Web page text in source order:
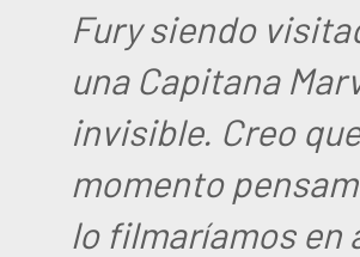
Fury siendo
una Capitana
invisible. Creo
momento
lo filmaríamos en